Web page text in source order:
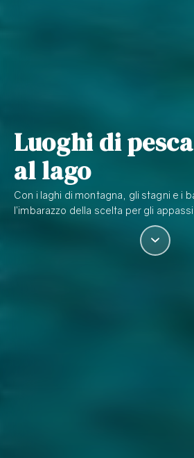
Luoghi di
al lago
Con i laghi di montagna, gli stagni e i
l’imbarazzo della scelta per gli